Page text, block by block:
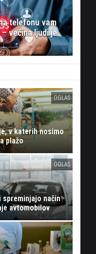
telefonu vam
večina ljudi je
OGLAS
v katerih nosimo
plažo
OGLAS
način
avtomobilov